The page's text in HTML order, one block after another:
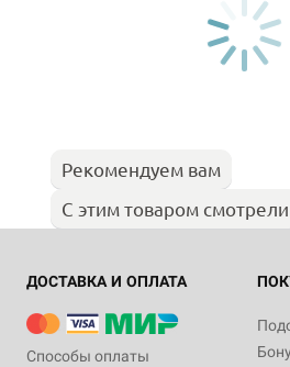
Рекомендуем вам
С этим товаром смотрели
ДОСТАВКА И ОПЛАТА
Способы оплаты